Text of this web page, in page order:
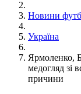
Новини
Україна
Ярмоленко,
медогляд зі
причини